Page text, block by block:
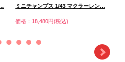
ミニチャンプス 1/43 マクラーレン…
価格：18,480円(税込)